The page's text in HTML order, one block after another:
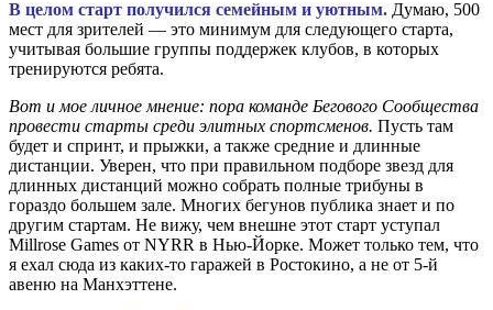
В целом старт получился семейным и уютным. Думаю, 500
мест для зрителей — это минимум для следующего старта,
учитывая большие группы поддержек клубов, в которых
тренируются ребята.
Вот и мое личное мнение: пора команде Бегового Сообщества
провести старты среди элитных спортсменов. Пусть там
будет и спринт, и прыжки, а также средние и длинные
дистанции. Уверен, что при правильном подборе звезд для
длинных дистанций можно собрать полные трибуны в
гораздо большем зале. Многих бегунов публика знает и по
другим стартам. Не вижу, чем внешне этот старт уступал
Millrose Games от NYRR в Нью-Йорке. Может только тем, что
я ехал сюда из каких-то гаражей в Ростокино, а не от 5-й
авеню на Манхэттене.